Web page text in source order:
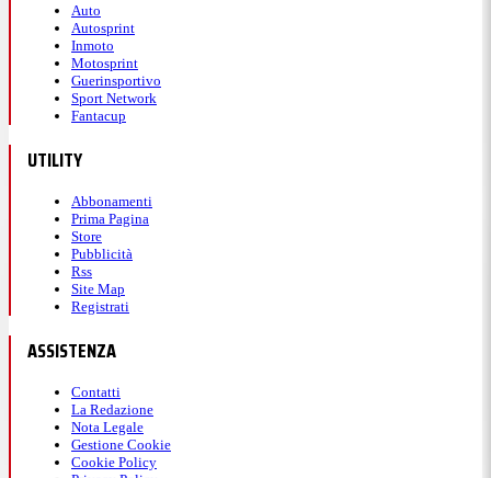
Auto
Autosprint
Inmoto
Motosprint
Guerinsportivo
Sport Network
Fantacup
UTILITY
Abbonamenti
Prima Pagina
Store
Pubblicità
Rss
Site Map
Registrati
ASSISTENZA
Contatti
La Redazione
Nota Legale
Gestione Cookie
Cookie Policy